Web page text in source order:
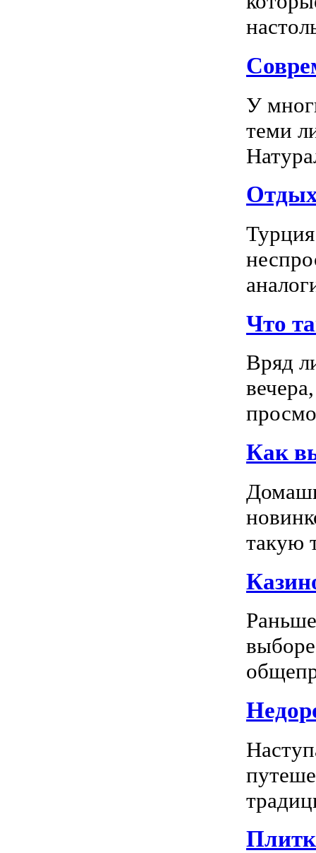
У
теми
Что
Вряд
Как
такую